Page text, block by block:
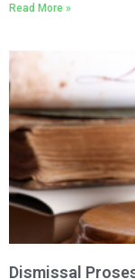
Read More »
Dismissal